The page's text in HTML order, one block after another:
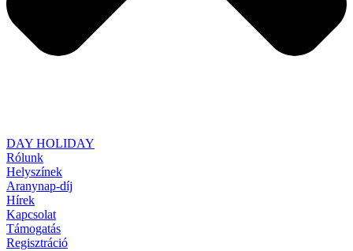
DAY HOLIDAY
Rólunk
Helyszínek
Aranynap-díj
Hírek
Kapcsolat
Támogatás
Regisztráció